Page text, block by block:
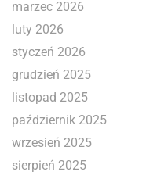
marzec 2026
luty 2026
styczeń 2026
grudzień 2025
listopad 2025
październik 2025
wrzesień 2025
sierpień 2025